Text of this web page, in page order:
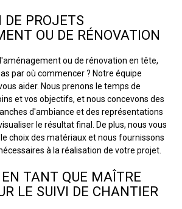
DE PROJETS
OU DE RÉNOVATION
ou de rénovation en tête,
par où commencer ? Notre équipe
aider. Nous prenons le temps de
et vos objectifs, et nous concevons des
d'ambiance et des représentations
le résultat final. De plus, nous vous
choix des matériaux et nous fournissons
à la réalisation de votre projet.
TANT QUE MAÎTRE
LE SUIVI DE CHANTIER